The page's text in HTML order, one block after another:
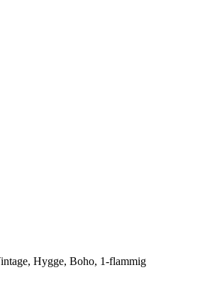
Hygge, Boho, 1-flammig